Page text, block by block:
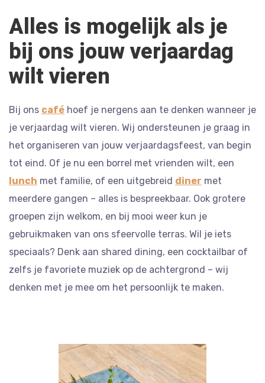
Alles is mogelijk als je
bij ons jouw verjaardag
wilt vieren
Bij ons café hoef je nergens aan te denken wanneer je
je verjaardag wilt vieren. Wij ondersteunen je graag in
het organiseren van jouw verjaardagsfeest, van begin
tot eind. Of je nu een borrel met vrienden wilt, een
lunch met familie, of een uitgebreid diner met
meerdere gangen – alles is bespreekbaar. Ook grotere
groepen zijn welkom, en bij mooi weer kun je
gebruikmaken van ons sfeervolle terras. Wil je iets
speciaals? Denk aan shared dining, een cocktailbar of
zelfs je favoriete muziek op de achtergrond – wij
denken met je mee om het persoonlijk te maken.